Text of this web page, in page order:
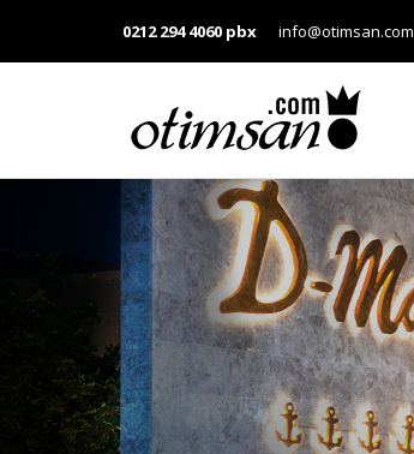
0212 294 4060 pbx info@otimsan.com